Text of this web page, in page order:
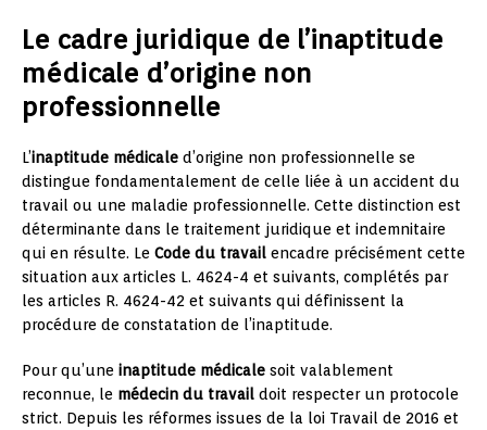
Le cadre juridique de l’inaptitude
médicale d’origine non
professionnelle
L’inaptitude médicale d’origine non professionnelle se
distingue fondamentalement de celle liée à un accident du
travail ou une maladie professionnelle. Cette distinction est
déterminante dans le traitement juridique et indemnitaire
qui en résulte. Le Code du travail encadre précisément cette
situation aux articles L. 4624-4 et suivants, complétés par
les articles R. 4624-42 et suivants qui définissent la
procédure de constatation de l’inaptitude.
Pour qu’une inaptitude médicale soit valablement
reconnue, le médecin du travail doit respecter un protocole
strict. Depuis les réformes issues de la loi Travail de 2016 et